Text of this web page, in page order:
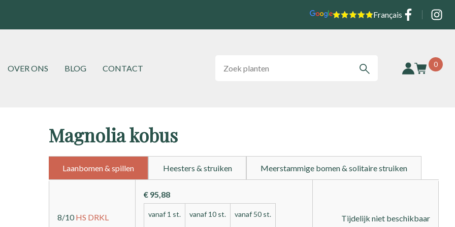
Français Social
0
Hoofdnavigatie
OVER ONS BLOG CONTACT
Magnolia kobus
Laanbomen & spillen Heesters & struiken Meerstammige bomen & solitaire struiken
8/10HS DRKL
€ 95,88
vanaf 1 st. vanaf 10 st. vanaf 50 st. Tijdelijk niet beschikbaar